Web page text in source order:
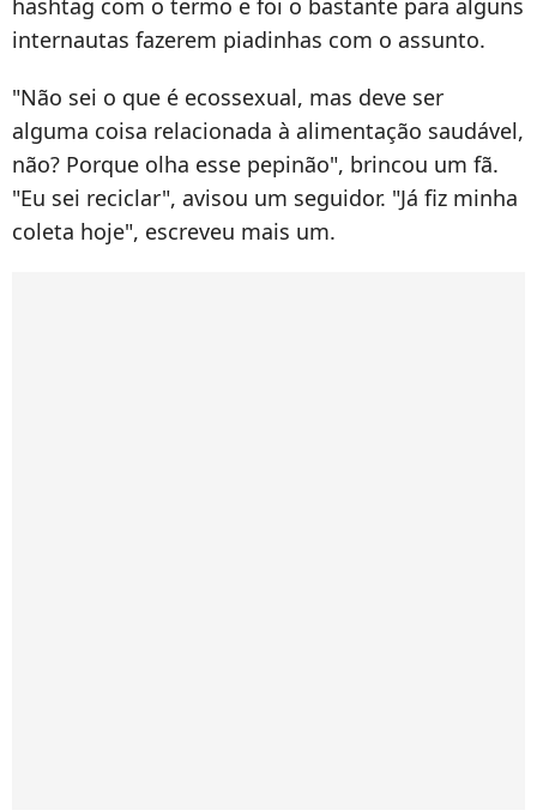
hashtag com o termo e foi o bastante para alguns
internautas fazerem piadinhas com o assunto.
"Não sei o que é ecossexual, mas deve ser
alguma coisa relacionada à alimentação saudável,
não? Porque olha esse pepinão", brincou um fã.
"Eu sei reciclar", avisou um seguidor. "Já fiz minha
coleta hoje", escreveu mais um.